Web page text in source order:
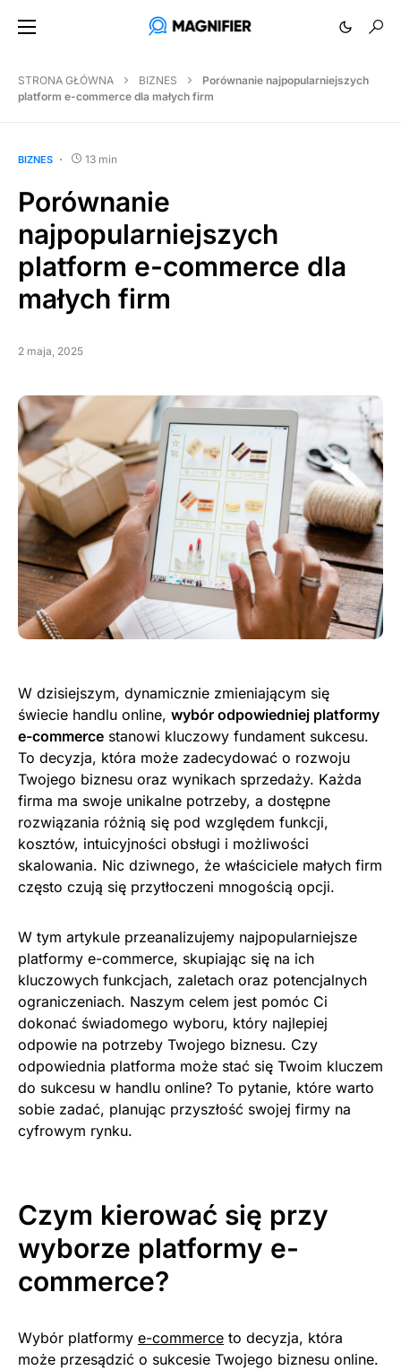
STRONA GŁÓWNA BIZNES
Porównanie najpopularniejszych
platform e-commerce dla małych firm
BIZNES 13 min
Porównanie
najpopularniejszych
platform e-commerce dla
małych firm
2 maja, 2025
W dzisiejszym, dynamicznie zmieniającym się
świecie handlu online, wybór odpowiedniej platformy
e-commerce stanowi kluczowy fundament sukcesu.
To decyzja, która może zadecydować o rozwoju
Twojego biznesu oraz wynikach sprzedaży. Każda
firma ma swoje unikalne potrzeby, a dostępne
rozwiązania różnią się pod względem funkcji,
kosztów, intuicyjności obsługi i możliwości
skalowania. Nic dziwnego, że właściciele małych firm
często czują się przytłoczeni mnogością opcji.
W tym artykule przeanalizujemy najpopularniejsze
platformy e-commerce, skupiając się na ich
kluczowych funkcjach, zaletach oraz potencjalnych
ograniczeniach. Naszym celem jest pomóc Ci
dokonać świadomego wyboru, który najlepiej
odpowie na potrzeby Twojego biznesu. Czy
odpowiednia platforma może stać się Twoim kluczem
do sukcesu w handlu online? To pytanie, które warto
sobie zadać, planując przyszłość swojej firmy na
cyfrowym rynku.
Czym kierować się przy
wyborze platformy e-
commerce?
Wybór platformy e-commerce to decyzja, która
może przesądzić o sukcesie Twojego biznesu online.